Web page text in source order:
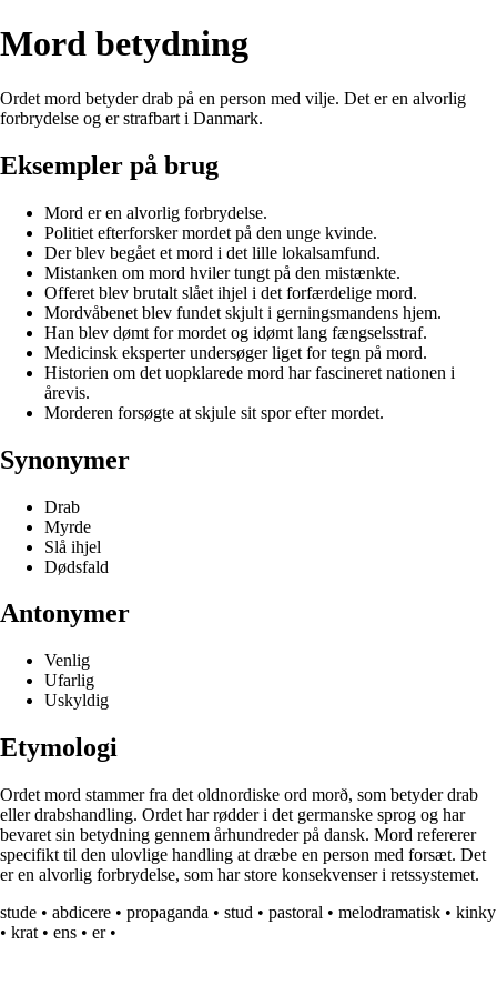
Mord betydning
Ordet mord betyder drab på en person med vilje. Det er en alvorlig
forbrydelse og er strafbart i Danmark.
Eksempler på brug
Mord er en alvorlig forbrydelse.
Politiet efterforsker mordet på den unge kvinde.
Der blev begået et mord i det lille lokalsamfund.
Mistanken om mord hviler tungt på den mistænkte.
Offeret blev brutalt slået ihjel i det forfærdelige mord.
Mordvåbenet blev fundet skjult i gerningsmandens hjem.
Han blev dømt for mordet og idømt lang fængselsstraf.
Medicinsk eksperter undersøger liget for tegn på mord.
Historien om det uopklarede mord har fascineret nationen i
årevis.
Morderen forsøgte at skjule sit spor efter mordet.
Synonymer
Drab
Myrde
Slå ihjel
Dødsfald
Antonymer
Venlig
Ufarlig
Uskyldig
Etymologi
Ordet mord stammer fra det oldnordiske ord morð, som betyder drab
eller drabshandling. Ordet har rødder i det germanske sprog og har
bevaret sin betydning gennem århundreder på dansk. Mord refererer
specifikt til den ulovlige handling at dræbe en person med forsæt. Det
er en alvorlig forbrydelse, som har store konsekvenser i retssystemet.
stude • abdicere • propaganda • stud • pastoral • melodramatisk • kinky
• krat • ens • er•